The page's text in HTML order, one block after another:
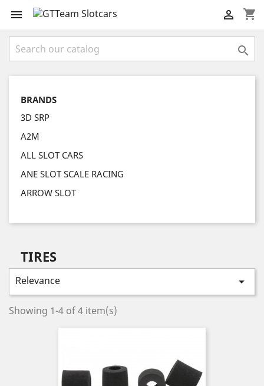
 shopping_cart


BRANDS
3D SRP
A2M
ALL SLOT CARS
ANE SLOT SCALE RACING
ARROW SLOT
TIRES
Relevance 
Showing 1-4 of 4 item(s)